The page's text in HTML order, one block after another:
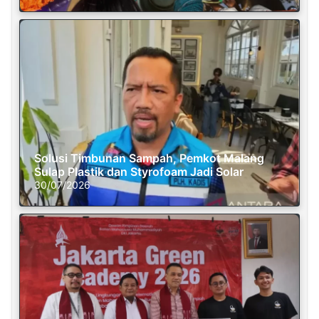
Solusi Timbunan Sampah, Pemkot Malang
Sulap Plastik dan Styrofoam Jadi Solar
30/07/2026